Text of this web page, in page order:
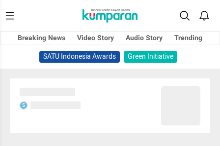
Breaking News Video Story Audio Story
Trending
SATU Indonesia Awards
Green Initiative
S